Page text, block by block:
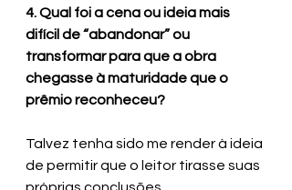
4. Qual foi a cena ou ideia mais
difícil de “abandonar” ou
transformar para que a obra
chegasse à maturidade que o
prêmio reconheceu?
Talvez tenha sido me render à ideia
de permitir que o leitor tirasse suas